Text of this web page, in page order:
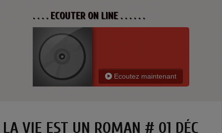
. . . . ECOUTER ON LINE . . . . . .
Ecoutez maintenant
LA VIE EST UN ROMAN # 01 DÉC